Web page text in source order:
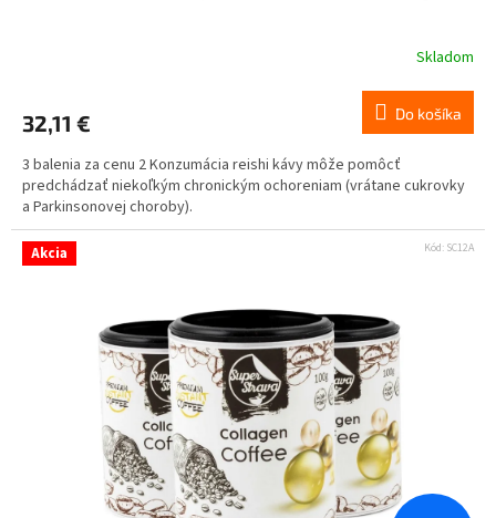
Skladom
32,11 € Do košíka
3 balenia za cenu 2 Konzumácia reishi kávy môže pomôcť
predchádzať niekoľkým chronickým ochoreniam (vrátane cukrovky
a Parkinsonovej choroby).
Akcia Kód: SC12A